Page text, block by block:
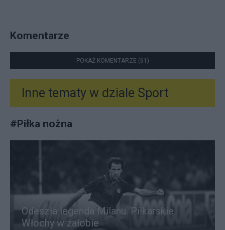
Komentarze
POKAŻ KOMENTARZE (61)
Inne tematy w dziale Sport
#Piłka nożna
Odeszła legenda Milanu. Piłkarskie
Włochy w żałobie